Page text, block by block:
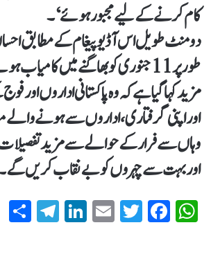
کام کرنے کے لیے مجبور ہوئے‘۔
دو منٹ طویل اس آڈیو پیغام کے مطابق
طور پر 11 جنوری کو بھاگنے میں
مزید کہا گیا ہے کہ وہ پاکستانی اداروں اور
اوراپنی گرفتاری، اداروں سے ہونے والے
وہاں سے فرار کے حوالے سے مزید
اور بہت سے چہروں کو بے نقاب کریں
W
ha
Fa
ce
T
wi
E
m
Li
nk
T
el